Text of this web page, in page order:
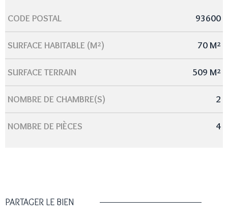
Caractérisque Valeurs
CODE POSTAL 93600
SURFACE HABITABLE (M²) 70 M²
SURFACE TERRAIN 509 M²
NOMBRE DE CHAMBRE(S) 2
NOMBRE DE PIÈCES 4
PARTAGER LE BIEN